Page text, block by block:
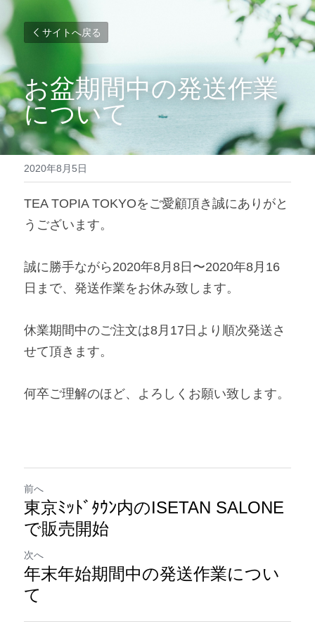
サイトへ戻る
お盆期間中の発送作業
について
2020年8月5日
TEA TOPIA TOKYOをご愛顧頂き誠にありがと
うございます。
誠に勝手ながら2020年8月8日〜2020年8月16
日まで、発送作業をお休み致します。
休業期間中のご注文は8月17日より順次発送さ
せて頂きます。
何卒ご理解のほど、よろしくお願い致します。
前へ
東京ﾐｯﾄﾞﾀｳﾝ内のISETAN SALONE
で販売開始
次へ
年末年始期間中の発送作業につい
て